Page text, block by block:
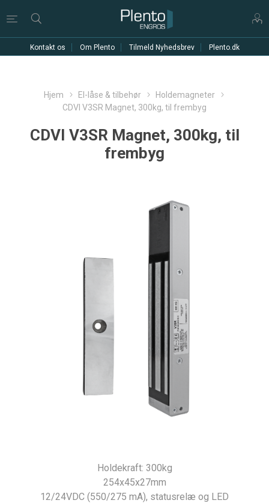
Kontakt os Om Plento Tilmeld Nyhedsbrev Plento.dk
Hjem El-låse & tilbehør
Holdemagneter
CDVI V3SR Magnet, 300kg, til frembyg
CDVI V3SR Magnet, 300kg, til
frembyg
Holdekraft: 300kg
254x45x27mm
12/24VDC (550/275 mA), statusrelæ og LED